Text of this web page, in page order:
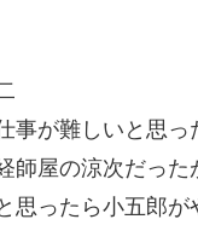
が難しいと思っ
師屋の涼次だっ
思ったら小五郎